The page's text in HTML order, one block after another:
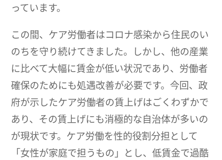
っています。
この間、ケア労働者はコロナ感染から住民のい
のちを守り続けてきました。しかし、他の産業
に比べて大幅に賃金が低い状況であり、労働者
確保のためにも処遇改善が必要です。今回、政
府が示したケア労働者の賃上げはごくわずかで
あり、その賃上げにも消極的な自治体が多いの
が現状です。ケア労働を性的役割分担として
「女性が家庭で担うもの」とし、低賃金で過酷